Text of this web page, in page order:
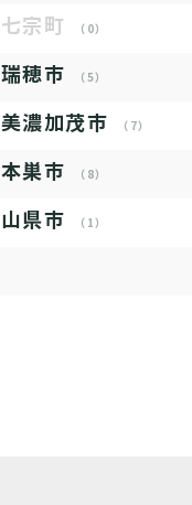
七宗町 （0）
瑞穂市 （5）
美濃加茂市 （7）
本巣市 （8）
山県市 （1）